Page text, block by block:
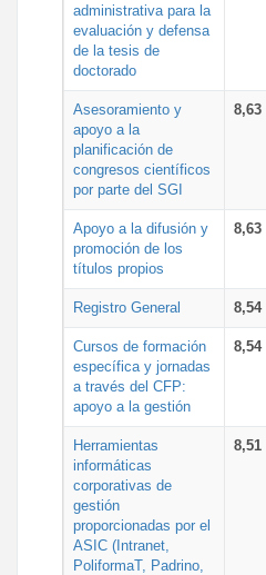
administrativa para la
evaluación y defensa
de la tesis de
doctorado
Asesoramiento y
apoyo a la
planificación de
congresos científicos
por parte del SGI
8,63
Apoyo a la difusión y
promoción de los
títulos propios
8,63
Registro General 8,54
Cursos de formación
específica y jornadas
a través del CFP:
apoyo a la gestión
8,54
Herramientas
informáticas
corporativas de
gestión
proporcionadas por el
ASIC (Intranet,
PoliformaT, Padrino,
8,51